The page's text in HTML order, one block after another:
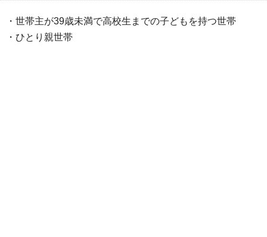
・世帯主が39歳未満で高校生までの子どもを持つ世帯
・ひとり親世帯